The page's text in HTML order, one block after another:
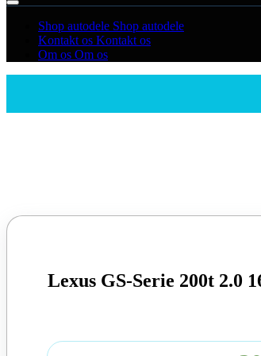
Shop autodele Shop autodele
Kontakt os Kontakt os
Om os Om os
Lexus GS-Serie 200t 2.0